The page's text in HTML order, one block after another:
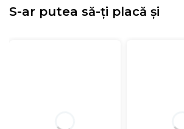
S-ar putea să-ți placă și